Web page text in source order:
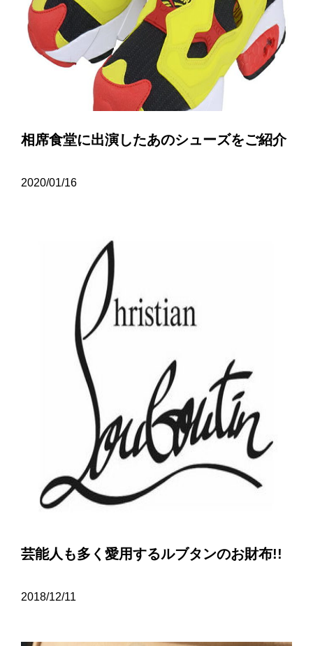
相席食堂に出演したあのシューズをご紹介
2020/01/16
芸能人も多く愛用するルブタンのお財布!!
2018/12/11